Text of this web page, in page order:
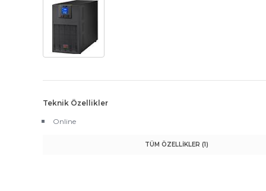
Teknik Özellikler
Online
TÜM ÖZELLİKLER (1)